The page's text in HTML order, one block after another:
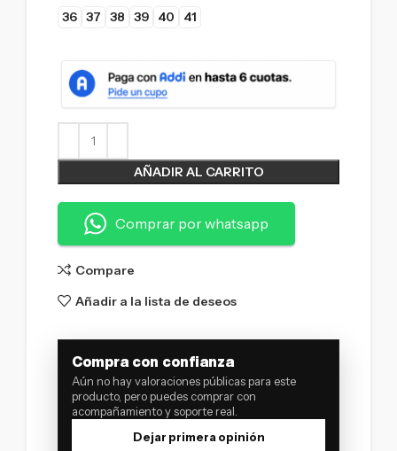
36 37 38 39 40 41
AÑADIR AL CARRITO
Comprar por whatsapp
Compare
Añadir a la lista de deseos
Compra con confianza
Aún no hay valoraciones públicas para este
producto, pero puedes comprar con
acompañamiento y soporte real.
Dejar primera opinión